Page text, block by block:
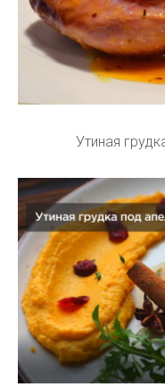
Утиная